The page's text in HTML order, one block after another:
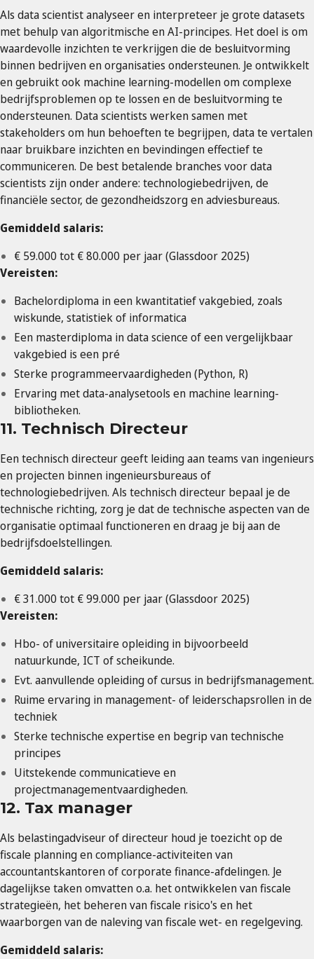
Als data scientist analyseer en interpreteer je grote datasets
met behulp van algoritmische en AI-principes. Het doel is om
waardevolle inzichten te verkrijgen die de besluitvorming
binnen bedrijven en organisaties ondersteunen. Je ontwikkelt
en gebruikt ook machine learning-modellen om complexe
bedrijfsproblemen op te lossen en de besluitvorming te
ondersteunen. Data scientists werken samen met
stakeholders om hun behoeften te begrijpen, data te vertalen
naar bruikbare inzichten en bevindingen effectief te
communiceren. De best betalende branches voor data
scientists zijn onder andere: technologiebedrijven, de
financiële sector, de gezondheidszorg en adviesbureaus.
Gemiddeld salaris:
€ 59.000 tot € 80.000 per jaar (Glassdoor 2025)
Vereisten:
Bachelordiploma in een kwantitatief vakgebied, zoals
wiskunde, statistiek of informatica
Een masterdiploma in data science of een vergelijkbaar
vakgebied is een pré
Sterke programmeervaardigheden (Python, R)
Ervaring met data-analysetools en machine learning-
bibliotheken.
11. Technisch Directeur
Een technisch directeur geeft leiding aan teams van ingenieurs
en projecten binnen ingenieursbureaus of
technologiebedrijven. Als technisch directeur bepaal je de
technische richting, zorg je dat de technische aspecten van de
organisatie optimaal functioneren en draag je bij aan de
bedrijfsdoelstellingen.
Gemiddeld salaris:
€ 31.000 tot € 99.000 per jaar (Glassdoor 2025)
Vereisten:
Hbo- of universitaire opleiding in bijvoorbeeld
natuurkunde, ICT of scheikunde.
Evt. aanvullende opleiding of cursus in bedrijfsmanagement.
Ruime ervaring in management- of leiderschapsrollen in de
techniek
Sterke technische expertise en begrip van technische
principes
Uitstekende communicatieve en
projectmanagementvaardigheden.
12. Tax manager
Als belastingadviseur of directeur houd je toezicht op de
fiscale planning en compliance-activiteiten van
accountantskantoren of corporate finance-afdelingen. Je
dagelijkse taken omvatten o.a. het ontwikkelen van fiscale
strategieën, het beheren van fiscale risico's en het
waarborgen van de naleving van fiscale wet- en regelgeving.
Gemiddeld salaris: